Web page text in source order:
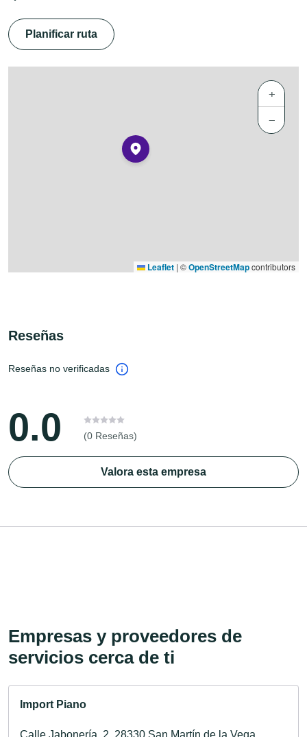
Planificar ruta
+
−
Leaflet | ©OpenStreetMapcontributors
Reseñas
Reseñas no verificadas
0.0 (0 Reseñas)
Valora esta empresa
Empresas y proveedores de
servicios cerca de ti
Import Piano
Calle Jabonería, 2, 28330 San Martín de la Vega